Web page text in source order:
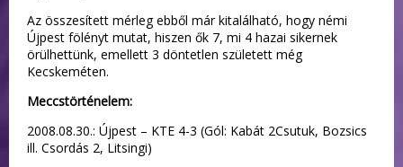
Az összesített mérleg ebből már kitalálható, hogy némi
Újpest fölényt mutat, hiszen ők 7, mi 4 hazai sikernek
örülhettünk, emellett 3 döntetlen született még
Kecskeméten.
Meccstörténelem:
2008.08.30.: Újpest – KTE 4-3 (Gól: Kabát 2Csutuk, Bozsics
ill. Csordás 2, Litsingi)